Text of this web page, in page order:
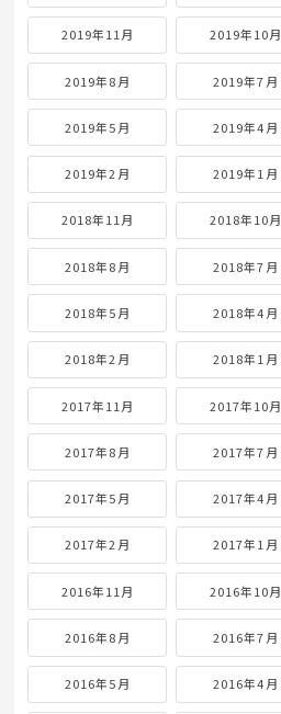
2019年11月 2019年10月
2019年8月 2019年7月
2019年5月 2019年4月
2019年2月 2019年1月
2018年11月 2018年10月
2018年8月 2018年7月
2018年5月 2018年4月
2018年2月 2018年1月
2017年11月 2017年10月
2017年8月 2017年7月
2017年5月 2017年4月
2017年2月 2017年1月
2016年11月 2016年10月
2016年8月 2016年7月
2016年5月 2016年4月